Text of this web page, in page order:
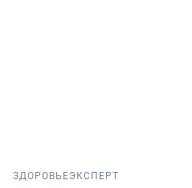
ЗДОРОВЬЕЭКСПЕРТ